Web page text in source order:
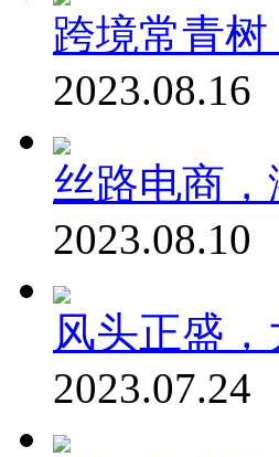
跨境常青
2023.08.16
丝路电商
2023.08.10
风头正盛
2023.07.24